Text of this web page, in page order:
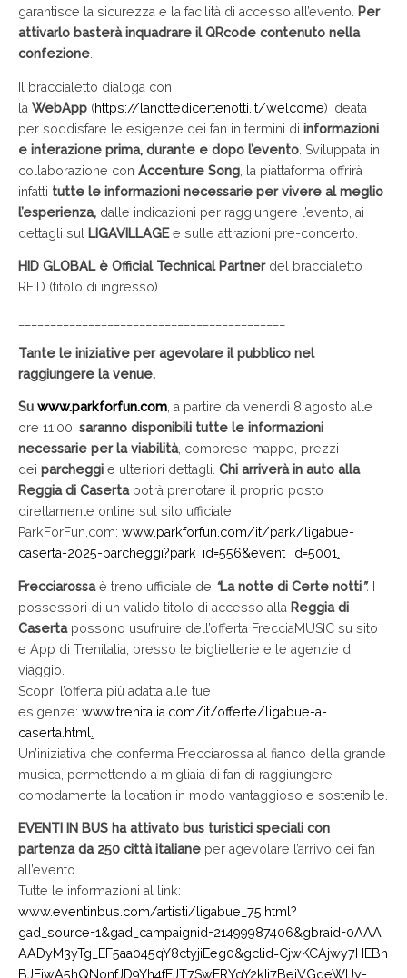
garantisce la sicurezza e la facilità di accesso all’evento. Per
attivarlo basterà inquadrare il QRcode contenuto nella
confezione.
Il braccialetto dialoga con
la WebApp (https://lanottedicertenotti.it/welcome) ideata
per soddisfare le esigenze dei fan in termini di informazioni
e interazione prima, durante e dopo l’evento . Sviluppata in
collaborazione con Accenture Song , la piattaforma offrirà
infatti tutte le informazioni necessarie per vivere al meglio
l’esperienza, dalle indicazioni per raggiungere l’evento, ai
dettagli sul
LIGAVILLAGEe sulle attrazioni pre-concerto.
HID GLOBAL è Official Technical Partner del braccialetto
RFID (titolo di ingresso).
Tante le iniziative per agevolare il pubblico nel
raggiungere la venue.
Su www.parkforfun.com, a partire da venerdì 8 agosto alle
ore 11.00, saranno disponibili tutte le informazioni
necessarie per la viabilità, comprese mappe, prezzi
dei parcheggi e ulteriori dettagli. Chi arriverà in auto alla
Reggia di Caserta potrà prenotare il proprio posto
direttamente online sul sito ufficiale
ParkForFun.com: www.parkforfun.com/it/park/ligabue-
caserta-2025-parcheggi?park_id=556&event_id=5001.
Frecciarossaè treno ufficiale de “La notte di Certe notti”.
possessori di un valido titolo di accesso alla Reggia di
Caserta possono usufruire dell’offerta FrecciaMUSIC su sito
e App di Trenitalia, presso le biglietterie e le agenzie di
viaggio.
Scopri l’offerta più adatta alle tue
esigenze: www.trenitalia.com/it/offerte/ligabue-a-
caserta.html
Un’iniziativa che conferma Frecciarossa al fianco della grande
musica, permettendo a migliaia di fan di raggiungere
comodamente la location in modo vantaggioso e sostenibile.
EVENTI IN BUS ha attivato bus turistici speciali con
partenza da 250 città italiane per agevolare l’arrivo dei fan
all’evento.
Tutte le informazioni al link:
www.eventinbus.com/artisti/ligabue_75.html?
gad_source=1&gad_campaignid=21499987406&gbraid=0AAA
AADyM3yTg_EF5aa045qY8ctyjiEeg0&gclid=CjwKCAjwy7HEBh
BJEiwA5hQNonfJD9Yh4fEJT7SwFRYqY2kIj7BejVGgeWIJy-